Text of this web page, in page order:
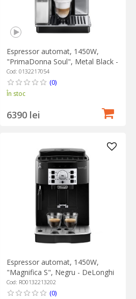
Espressor automat, 1450W,
"PrimaDonna Soul", Metal Black -
DeLonghi
Cod: 0132217054
(0)
În stoc
6390 lei
Espressor automat, 1450W,
"Magnifica S", Negru - DeLonghi
Cod: RO0132213202
(0)